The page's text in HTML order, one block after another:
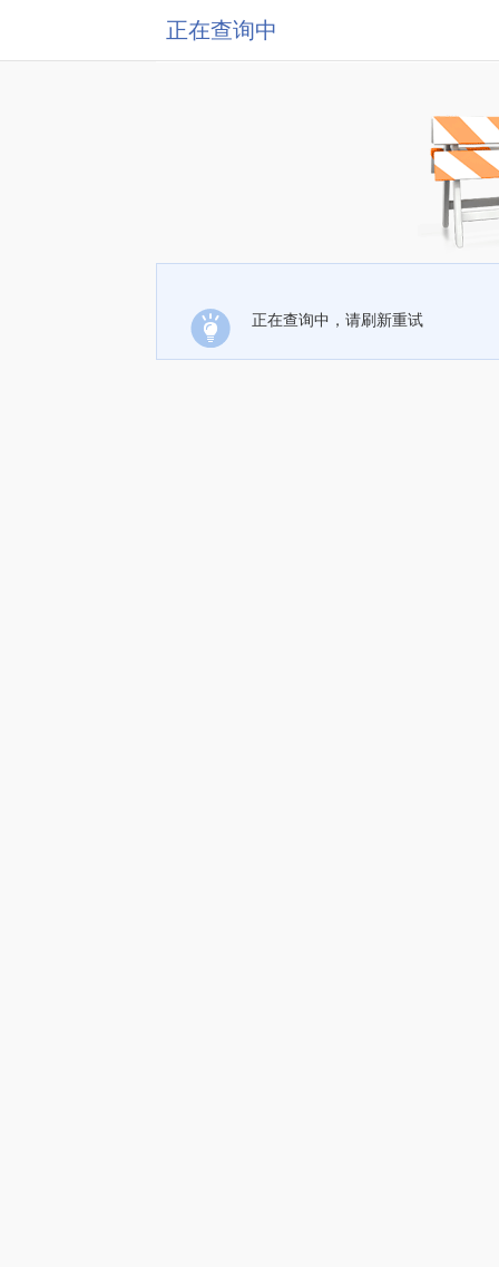
正在查询中
正在查询中，请刷新重试